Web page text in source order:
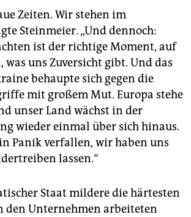
Zeiten. Wir stehen im
Steinmeier. „Und dennoch:
ist der richtige Moment, auf
was uns Zuversicht gibt. Und das
behaupte sich gegen die
mit großem Mut. Europa stehe
unser Land wächst in der
wieder einmal über sich hinaus.
Panik verfallen, wir haben uns
lassen.“
Staat mildere die härtesten
den Unternehmen arbeiteten